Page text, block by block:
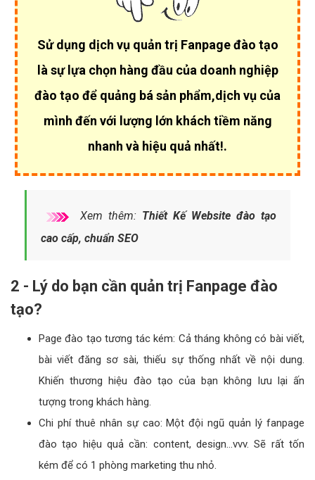
Sử dụng dịch vụ quản trị Fanpage đào tạo
là sự lựa chọn hàng đầu của doanh nghiệp
đào tạo để quảng bá sản phẩm,dịch vụ của
mình đến với lượng lớn khách tiềm năng
nhanh và hiệu quả nhất!.
Xem thêm: Thiết Kế Website đào tạo
cao cấp, chuẩn SEO
2 - Lý do bạn cần quản trị Fanpage đào
tạo?
Page đào tạo tương tác kém: Cả tháng không có bài viết,
bài viết đăng sơ sài, thiếu sự thống nhất về nội dung.
Khiến thương hiệu đào tạo của bạn không lưu lại ấn
tượng trong khách hàng.
Chi phí thuê nhân sự cao: Một đội ngũ quản lý fanpage
đào tạo hiệu quả cần: content, design…vvv. Sẽ rất tốn
kém để có 1 phòng marketing thu nhỏ.